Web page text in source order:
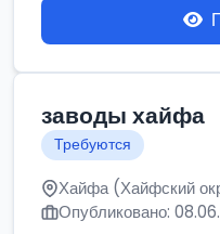
заводы хайфа
Требуются
Хайфа (Хайфский
Опубликовано: